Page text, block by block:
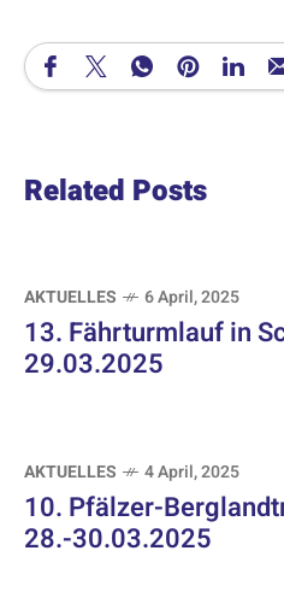
Related Posts
AKTUELLES 6 April, 2025
13. Fährturmlauf in
29.03.2025
AKTUELLES 4 April, 2025
10. Pfälzer-
28.-30.03.2025